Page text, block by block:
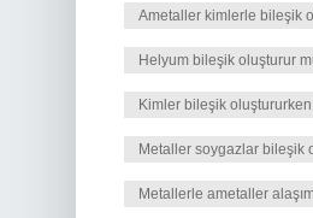
Ametaller kimlerle bileşik
Helyum bileşik oluşturur
Kimler bileşik
Metaller soygazlar bileşik
Metallerle ametaller